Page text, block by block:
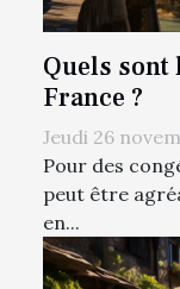
Quels sont
France ?
Jeudi 26
Pour des
peut être
en...